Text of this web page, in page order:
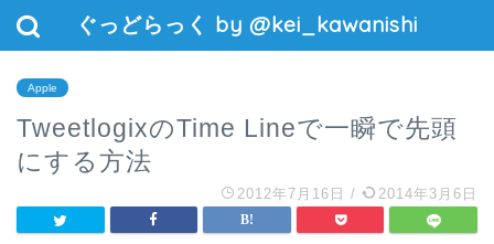
ぐっどらっく by @kei_kawanishi
Apple
TweetlogixのTime Lineで一瞬で先頭
にする方法
2012年7月16日 / 2014年3月6日